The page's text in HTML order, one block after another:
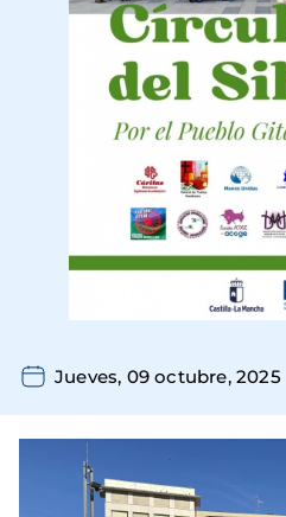
Jueves, 09 octubre, 2025